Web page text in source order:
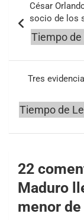
de
entradas
César
socio de los
Tres
22
Maduro
menor